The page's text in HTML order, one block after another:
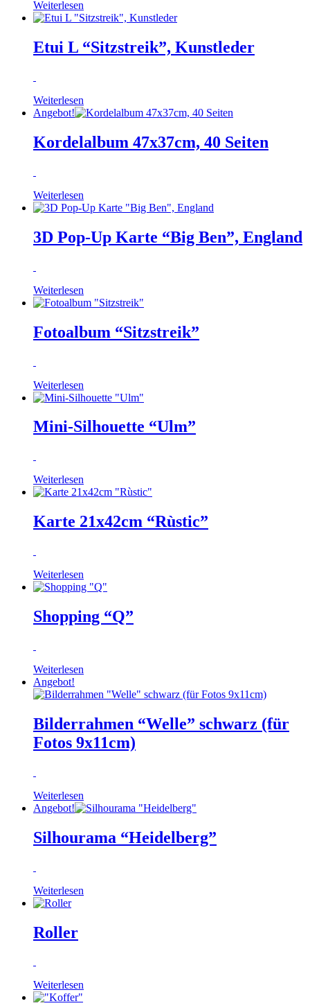
Weiterlesen
Etui L “Sitzstreik”, Kunstleder
Weiterlesen
Angebot!
Kordelalbum 47x37cm, 40 Seiten
Weiterlesen
3D Pop-Up Karte “Big Ben”, England
Weiterlesen
Fotoalbum “Sitzstreik”
Weiterlesen
Mini-Silhouette “Ulm”
Weiterlesen
Karte 21x42cm “Rùstic”
Weiterlesen
Shopping “Q”
Weiterlesen
Angebot!
Bilderrahmen “Welle” schwarz (für
Fotos 9x11cm)
Weiterlesen
Angebot!
Silhourama “Heidelberg”
Weiterlesen
Roller
Weiterlesen